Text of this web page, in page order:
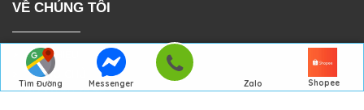
Tìm Đường
Messenger
Zalo Shopee
VỀ CHÚNG TÔI
> GIỚI THIỆU
> TRANG CHỦ
> DỰ ÁN THỰC TẾ